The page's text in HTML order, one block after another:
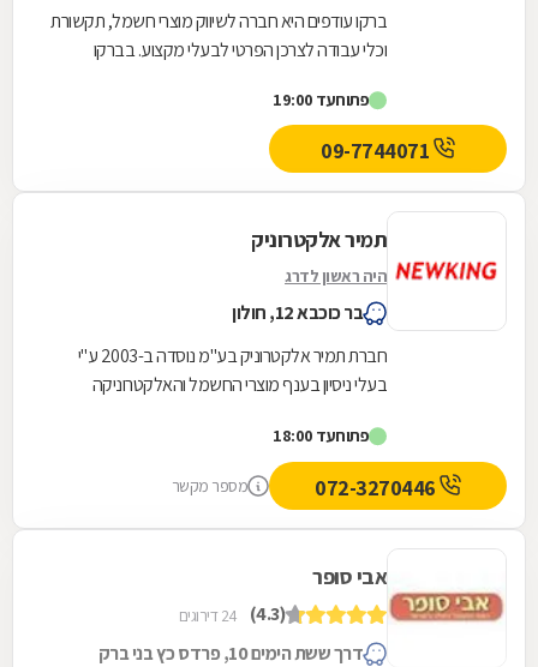
ברקו עודפים היא חברה לשיווק מוצרי חשמל, תקשורת
וכלי עבודה לצרכן הפרטי לבעלי מקצוע. בברקו
היצרנים...
פתוחעד 19:00
תמיר אלקטרוניק
היה ראשון לדרג
בר כוכבא 12, חולון
חברת תמיר אלקטרוניק בע"מ נוסדה ב-2003 ע"י
בעלי ניסיון בענף מוצרי החשמל והאלקטרוניקה
מוצרים...
פתוחעד 18:00
מספר מקשר
אבי סופר
(4.3) 24 דירוגים
דרך ששת הימים 10, פרדס כץ בני ברק